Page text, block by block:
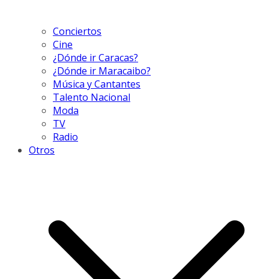
Conciertos
Cine
¿Dónde ir Caracas?
¿Dónde ir Maracaibo?
Música y Cantantes
Talento Nacional
Moda
TV
Radio
Otros